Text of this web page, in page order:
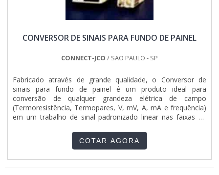
CONVERSOR DE SINAIS PARA FUNDO DE PAINEL
CONNECT-JCO / SAO PAULO - SP
Fabricado através de grande qualidade, o Conversor de
sinais para fundo de painel é um produto ideal para
conversão de qualquer grandeza elétrica de campo
(Termoresistência, Termopares, V, mV, A, mA e frequência)
em um trabalho de sinal padronizado linear nas faixas de
Desenvolvido com alto grau de tecnologia e um processo de
fabricação que utiliza circuitos integrados de alta precisão, o
COTAR AGORA